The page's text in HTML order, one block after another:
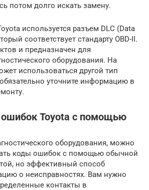
потом долго искать замену.
используется разъем DLC (Data
соответствует стандарту OBD-II.
и предназначен для
оборудования. На
использоваться другой тип
уточните информацию в
ошибок Toyota с помощью
оборудования, можно
коды ошибок с помощью обычной
но эффективный способ
о неисправностях. Вам нужно
контакты в